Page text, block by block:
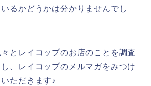
るかどうかは分かりませんでし
とレイコップのお店のことを調査
、レイコップのメルマガをみつけ
ただきます♪